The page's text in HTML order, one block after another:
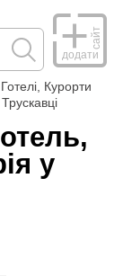
додати
сайт
Курорти
у